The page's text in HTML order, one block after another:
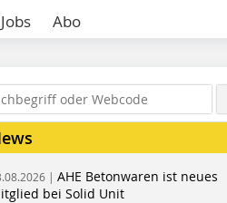
Jobs Abo
| AHE Betonwaren ist neues
bei Solid Unit